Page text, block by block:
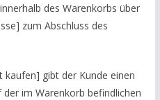
des Warenkorbs über
zum Abschluss des
kaufen] gibt der Kunde einen
im Warenkorb befindlichen